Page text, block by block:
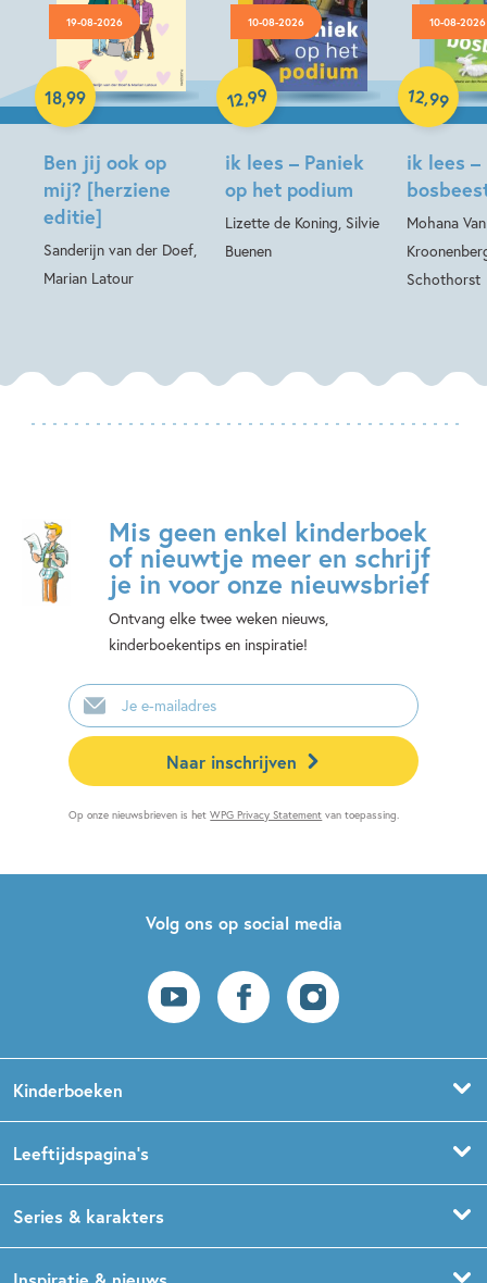
19-08-2026
Ben jij ook op
mij? [herziene
editie]
Sanderijn van der Doef,
Marian Latour
18,99
Hardcover
10-08-2026
ik lees – Paniek
op het podium
Lizette de Koning, Silvie
Buenen
12,99
Hardcover
10-08-2026
ik lees –
Mohana
Schothorst
12,99
Hardcover
Mis geen enkel kinderboek
of nieuwtje meer en schrijf
je in voor onze nieuwsbrief
Ontvang elke twee weken nieuws,
kinderboekentips en inspiratie!
E-
mailadres
Naar inschrijven
Op onze nieuwsbrieven is hetWPG Privacy Statement van toepassing.
Volg ons op social media
Kinderboeken
Prentenboeken
Leeftijdspagina’s
Boekentips 1,5 - 3 jaar
Series & karakters